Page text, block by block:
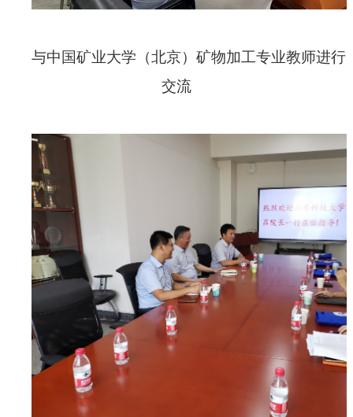
与中国矿业大学（北京）矿物加工专业教师进行
交流